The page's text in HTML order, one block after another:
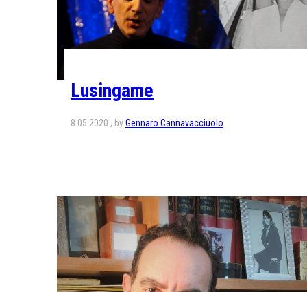
Lusingame
8.05.2020 byGennaro Cannavacciuolo